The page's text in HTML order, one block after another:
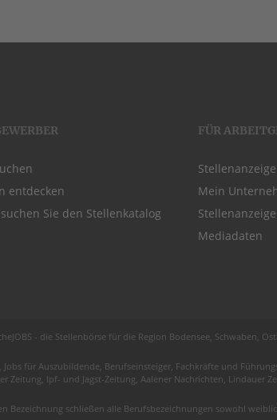
entdecken
Sie den Stellenkatalog
FÜR
Mein
Mediadaten
- die Stellenbörse für die Region Bodensee, Schwaben,
, Jobs für Auszubildende, Berufseinsteiger, Fachkräfte und
Zeitung, Ipf- und Jagst-Zeitung, Aalener Nachrichten, Lindauer
Bezeichnung schließen alle Berufsbezeichnungen sowohl